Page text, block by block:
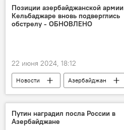
Евразийская экономическая комиссия
водородный транспорт
ЕАЭС
Экономика
Позиции азербайджанской
Кельбаджаре вновь подверглись
обстрелу - ОБНОВЛЕНО
22 июня 2024, 18:12
Новости
Азербайджан
Минобороны Азербайджана
Кельбаджарский
ответные меры
Путин наградил посла России в
Азербайджане